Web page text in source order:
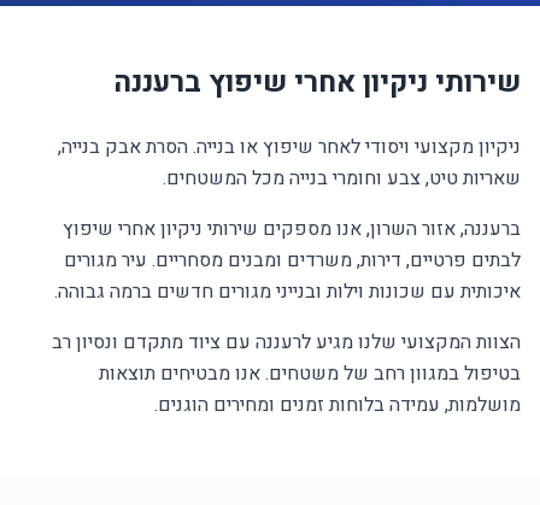
שירותי ניקיון אחרי שיפוץ ברעננה
ניקיון מקצועי ויסודי לאחר שיפוץ או בנייה. הסרת אבק בנייה,
שאריות טיט, צבע וחומרי בנייה מכל המשטחים.
ברעננה, אזור השרון, אנו מספקים שירותי ניקיון אחרי שיפוץ
לבתים פרטיים, דירות, משרדים ומבנים מסחריים. עיר מגורים
איכותית עם שכונות וילות ובנייני מגורים חדשים ברמה גבוהה.
הצוות המקצועי שלנו מגיע לרעננה עם ציוד מתקדם ונסיון רב
בטיפול במגוון רחב של משטחים. אנו מבטיחים תוצאות
מושלמות, עמידה בלוחות זמנים ומחירים הוגנים.